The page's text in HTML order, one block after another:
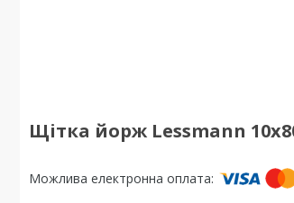
Щітка йорж Lessmann